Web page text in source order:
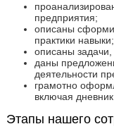
предприятия;
описаны
практики навыки;
описаны
даны
деятельности
грамотно
включая дневник
Этапы нашего